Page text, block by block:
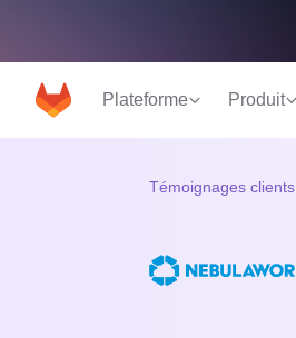
Plateforme Produit
Témoignages clients